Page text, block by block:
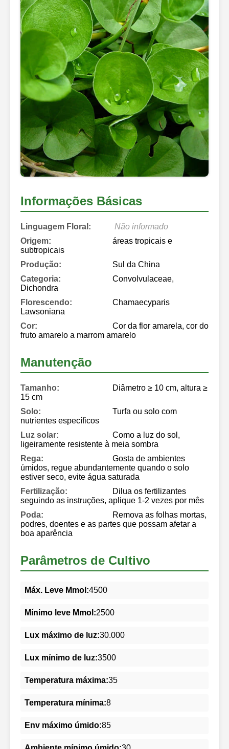
Informações Básicas
Linguagem Floral:
Não informado
Origem:
áreas tropicais e
subtropicais
Produção:
Sul da China
Categoria:
Convolvulaceae,
Dichondra
Florescendo:
Chamaecyparis
Lawsoniana
Cor:
Cor da flor amarela, cor do
fruto amarelo a marrom amarelo
Manutenção
Tamanho:
Diâmetro ≥ 10 cm, altura ≥
15 cm
Solo:
Turfa ou solo com
nutrientes específicos
Luz solar:
Como a luz do sol,
ligeiramente resistente à meia sombra
Rega:
Gosta de ambientes
úmidos, regue abundantemente quando o solo
estiver seco, evite água saturada
Fertilização:
Dilua os fertilizantes
seguindo as instruções, aplique 1-2 vezes por mês
Poda:
Remova as folhas mortas,
podres, doentes e as partes que possam afetar a
boa aparência
Parâmetros de Cultivo
Máx. Leve Mmol:4500
Mínimo leve Mmol:2500
Lux máximo de luz:30.000
Lux mínimo de luz:3500
Temperatura máxima:35
Temperatura mínima:8
Env máximo úmido:85